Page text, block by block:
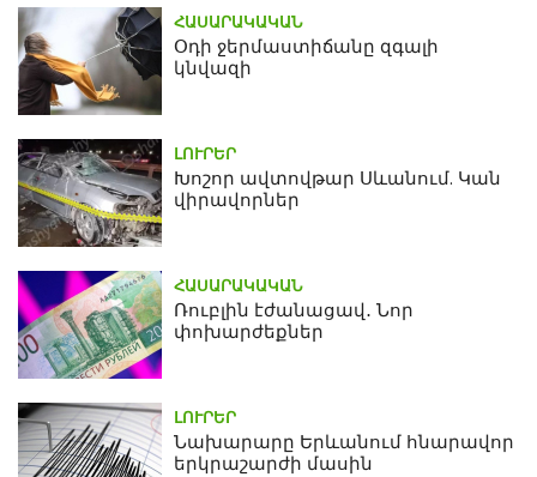
ՀԱՍԱՐԱԿԱԿԱՆ
Օդի ջերմաստիճանը զգալի
կնվազի
ԼՈՒՐԵՐ
Խոշոր ավտովթար Սևանում. Կան
վիրավորներ
ՀԱՍԱՐԱԿԱԿԱՆ
Ռուբլին էժանացավ․ Նոր
փոխարժեքներ
ԼՈՒՐԵՐ
Նախարարը Երևանում հնարավոր
երկրաշարժի մասին